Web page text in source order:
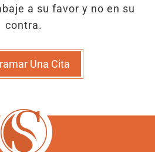
a su favor y no en su
contra.
Una Cita